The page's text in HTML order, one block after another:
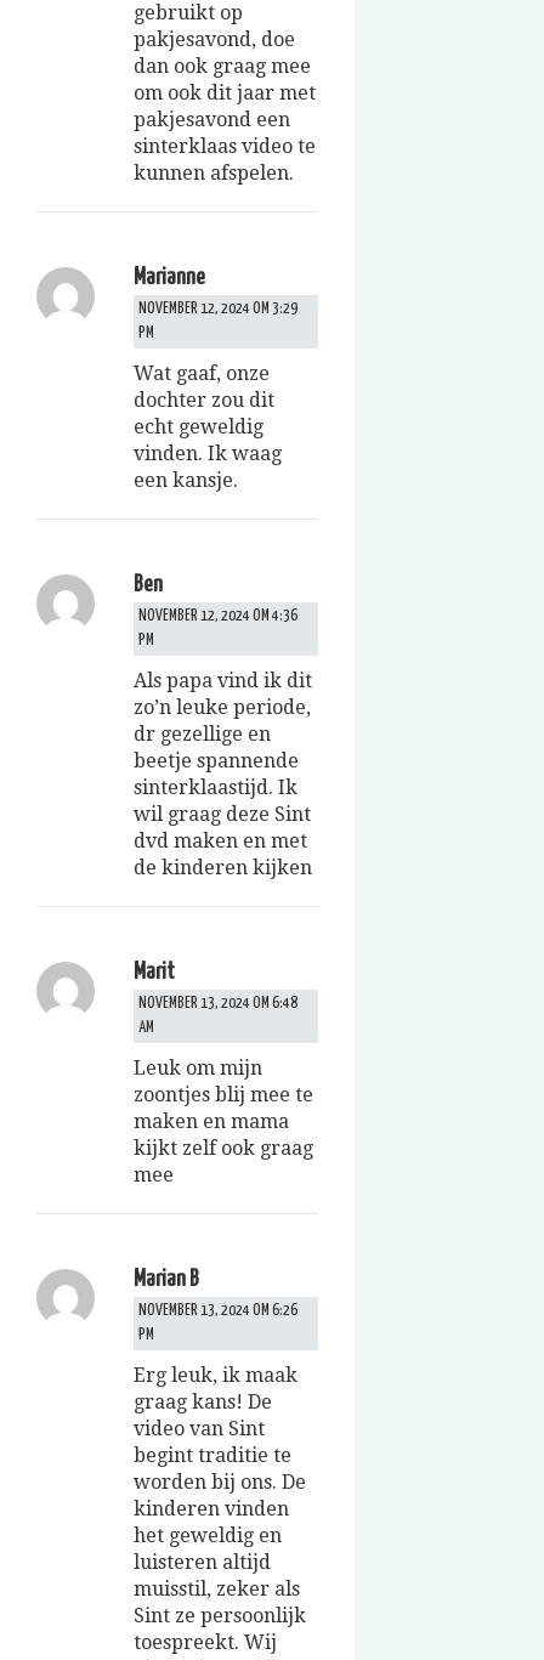
gebruikt op
pakjesavond, doe
dan ook graag mee
om ook dit jaar met
pakjesavond een
sinterklaas video te
kunnen afspelen.
Marianne
NOVEMBER 12, 2024 OM 3:29
PM
Wat gaaf, onze
dochter zou dit
echt geweldig
vinden. Ik waag
een kansje.
Ben
NOVEMBER 12, 2024 OM 4:36
PM
Als papa vind ik dit
zo’n leuke periode,
dr gezellige en
beetje spannende
sinterklaastijd. Ik
wil graag deze Sint
dvd maken en met
de kinderen kijken
Marit
NOVEMBER 13, 2024 OM 6:48
AM
Leuk om mijn
zoontjes blij mee te
maken en mama
kijkt zelf ook graag
mee
Marian B
NOVEMBER 13, 2024 OM 6:26
PM
Erg leuk, ik maak
graag kans! De
video van Sint
begint traditie te
worden bij ons. De
kinderen vinden
het geweldig en
luisteren altijd
muisstil, zeker als
Sint ze persoonlijk
toespreekt. Wij